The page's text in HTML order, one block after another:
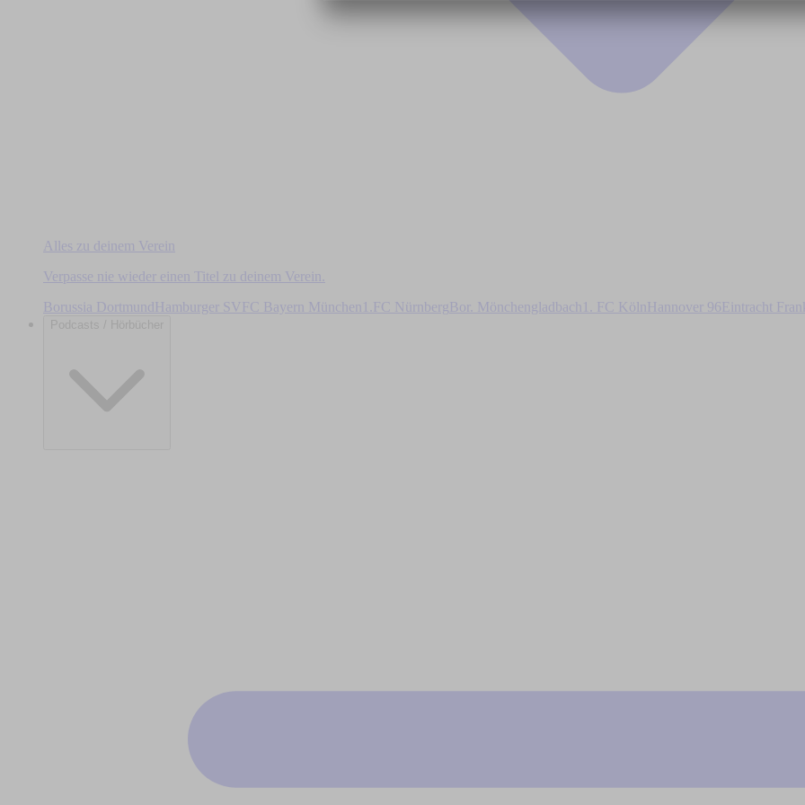
Alles zu deinem Verein
Verpasse nie wieder einen Titel zu deinem Verein.
Borussia DortmundHamburger SV FC Bayern München 1.FC Nürnberg Bor. Mönchengladbach 1. FC Köln Hannover 96Eintracht
Podcasts / Hörbücher